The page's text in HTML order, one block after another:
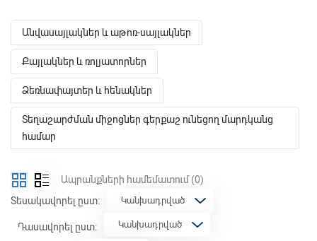
Անվասայլակներ և աթոռ-սայլակներ
Քայլակներ և ռոլյատորներ
Ձեռնափայտեր և հենակներ
Տեղաշարժման միջոցներ գերքաշ ունեցող մարդկանց
համար
Ապրանքների համեմատում(0)
Տեսակավորել ըստ:
Դասավորել ըստ: